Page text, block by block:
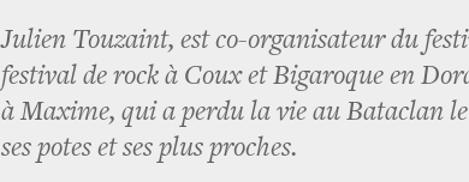
Julien Touzaint, est co-organisateur du
festival de rock à Coux et Bigaroque en
à Maxime, qui a perdu la vie au Bataclan
ses potes et ses plus proches.